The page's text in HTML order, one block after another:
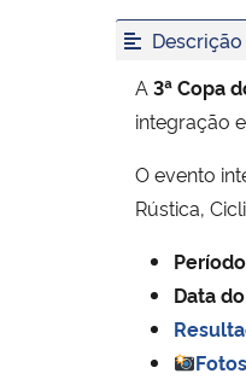
Descrição
A 3ª Copa
integração
O evento
Rústica,
Data